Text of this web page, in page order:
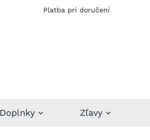
Platba pri doručení
Doplnky Zľavy